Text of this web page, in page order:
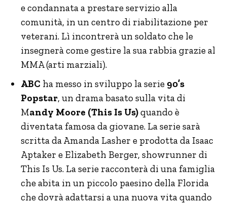
e condannata a prestare servizio alla
comunità, in un centro di riabilitazione per
veterani. Lì incontrerà un soldato che le
insegnerà come gestire la sua rabbia grazie al
MMA (arti marziali).
ABC ha messo in sviluppo la serie 90’s
Popstar, un drama basato sulla vita di
Mandy Moore (This Is Us)quando è
diventata famosa da giovane. La serie sarà
scritta da Amanda Lasher e prodotta da Isaac
Aptaker e Elizabeth Berger, showrunner di
This Is Us. La serie racconterà di una famiglia
che abita in un piccolo paesino della Florida
che dovrà adattarsi a una nuova vita quando